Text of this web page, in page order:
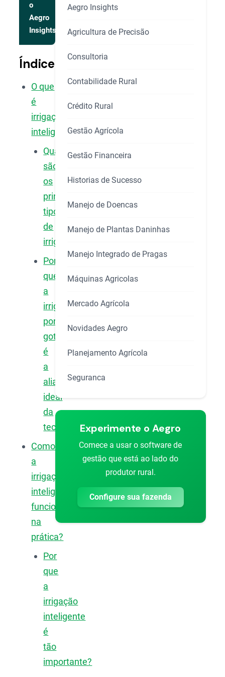
o
Aegro
Insights
Índice
O que
é
irrigação
inteligente?
Quais
são
os
principais
tipos
de
irrigação?
Por
que
a
irrigação
por
gotejamento
é
a
aliada
ideal
da
tecnologia?
Como
a
irrigação
inteligente
funciona
na
prática?
Por
que
a
irrigação
inteligente
é
tão
importante?
Aegro Insights
Agricultura de Precisão
Consultoria
Contabilidade Rural
Crédito Rural
Gestão Agrícola
Gestão Financeira
Historias de Sucesso
Manejo de Doencas
Manejo de Plantas Daninhas
Manejo Integrado de Pragas
Máquinas Agricolas
Mercado Agrícola
Novidades Aegro
Planejamento Agrícola
Seguranca
Experimente o Aegro
Comece a usar o software de
gestão que está ao lado do
produtor rural.
Configure sua fazenda